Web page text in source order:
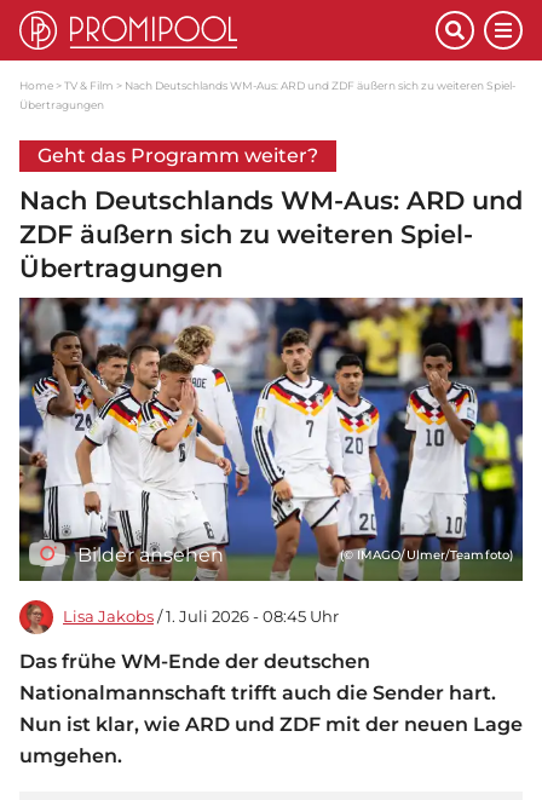
Home TV & Film
Nach Deutschlands WM-Aus: ARD und ZDF äußern sich zu weiteren Spiel-
Übertragungen
Geht das Programm weiter?
Nach Deutschlands WM-Aus: ARD und
ZDF äußern sich zu weiteren Spiel-
Übertragungen
Bilder ansehen (© IMAGO/Ulmer/Teamfoto)
Lisa Jakobs / 1. Juli 2026 - 08:45 Uhr
Das frühe WM-Ende der deutschen
Nationalmannschaft trifft auch die Sender hart.
Nun ist klar, wie ARD und ZDF mit der neuen Lage
umgehen.